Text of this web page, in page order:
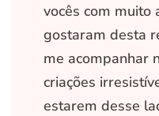
vocês com muito
gostaram desta
me acompanhar
criações
estarem desse